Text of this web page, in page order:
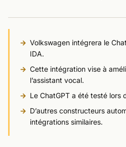
Volkswagen intégrera le
IDA.
Cette intégration vise à
l’assistant vocal.
Le ChatGPT a été testé lors
D’autres constructeurs
intégrations similaires.